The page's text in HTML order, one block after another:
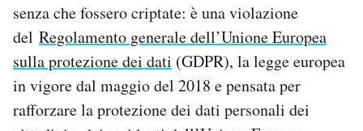
senza che fossero criptate: è una violazione
del Regolamento generale dell’Unione Europea
sulla protezione dei dati (GDPR), la legge europea
in vigore dal maggio del 2018 e pensata per
rafforzare la protezione dei dati personali dei